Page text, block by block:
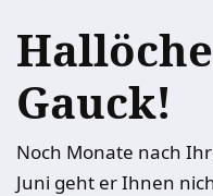
Gauck!
Noch Monate nach
Juni geht er Ihnen